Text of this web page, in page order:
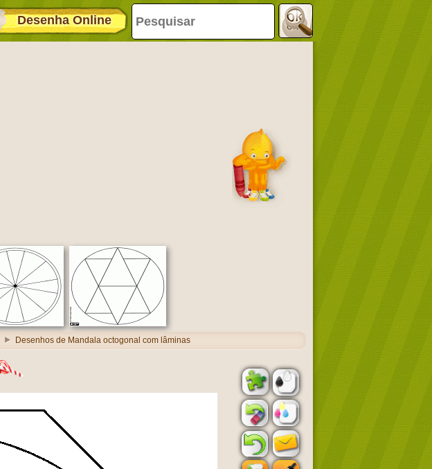
Desenha Online
Desenhos de Mandala octogonal com lâminas